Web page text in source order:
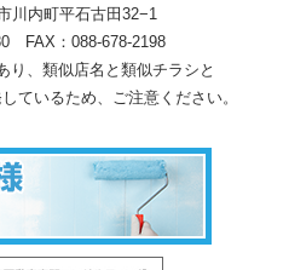
川内町平石古田32−1
FAX：088-678-2198
り、類似店名と類似チラシと
ているため、ご注意ください。